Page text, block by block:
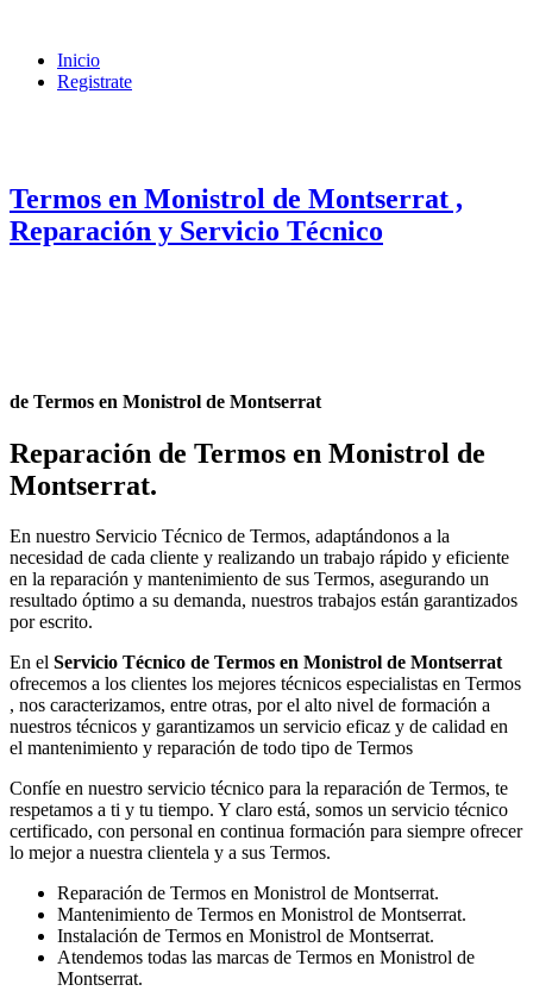
Inicio
Registrate
Termos en Monistrol de Montserrat ,
Reparación y Servicio Técnico
de Termos en Monistrol de Montserrat
Reparación de Termos en Monistrol de
Montserrat.
En nuestro Servicio Técnico de Termos, adaptándonos a la
necesidad de cada cliente y realizando un trabajo rápido y eficiente
en la reparación y mantenimiento de sus Termos, asegurando un
resultado óptimo a su demanda, nuestros trabajos están garantizados
por escrito.
En el Servicio Técnico de Termos en Monistrol de Montserrat
ofrecemos a los clientes los mejores técnicos especialistas en Termos
, nos caracterizamos, entre otras, por el alto nivel de formación a
nuestros técnicos y garantizamos un servicio eficaz y de calidad en
el mantenimiento y reparación de todo tipo de Termos
Confíe en nuestro servicio técnico para la reparación de Termos, te
respetamos a ti y tu tiempo. Y claro está, somos un servicio técnico
certificado, con personal en continua formación para siempre ofrecer
lo mejor a nuestra clientela y a sus Termos.
Reparación de Termos en Monistrol de Montserrat.
Mantenimiento de Termos en Monistrol de Montserrat.
Instalación de Termos en Monistrol de Montserrat.
Atendemos todas las marcas de Termos en Monistrol de
Montserrat.